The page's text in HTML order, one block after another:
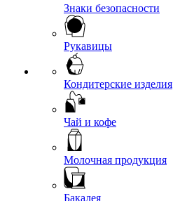
Знаки безопасности
Рукавицы
Кондитерские изделия
Чай и кофе
Молочная продукция
Бакалея